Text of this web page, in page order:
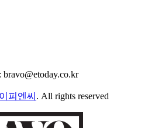
피엔씨 . All rights reserved